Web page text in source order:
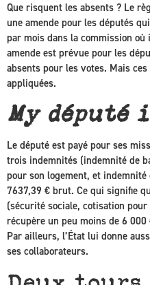
Que risquent les absents ? Le
une amende pour les députés
par mois dans la commission
amende est prévue pour les
absents pour les votes. Mais
appliquées.
My député
Le député est payé pour ses
trois indemnités (indemnité de
pour son logement, et
7637,39 € brut. Ce qui signifie
(sécurité sociale, cotisation
récupère un peu moins de 6
Par ailleurs, l’État lui donne
ses collaborateurs.